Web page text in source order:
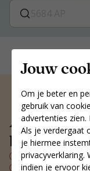
Jouw
Om je beter en
gebruik van
advertenties
Als je verdergaat
je hiermee
privacyverklaring.
indien je ervoor
Altijd een
bij jou in
Persoonlijk
Wekelijks contact